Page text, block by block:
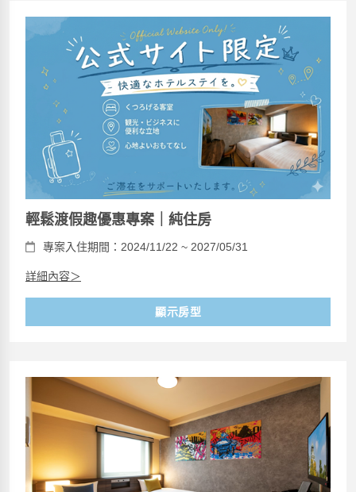
輕鬆渡假趣優惠專案｜純住房
專案入住期間：2024/11/22 ~ 2027/05/31
詳細內容＞
顯示房型